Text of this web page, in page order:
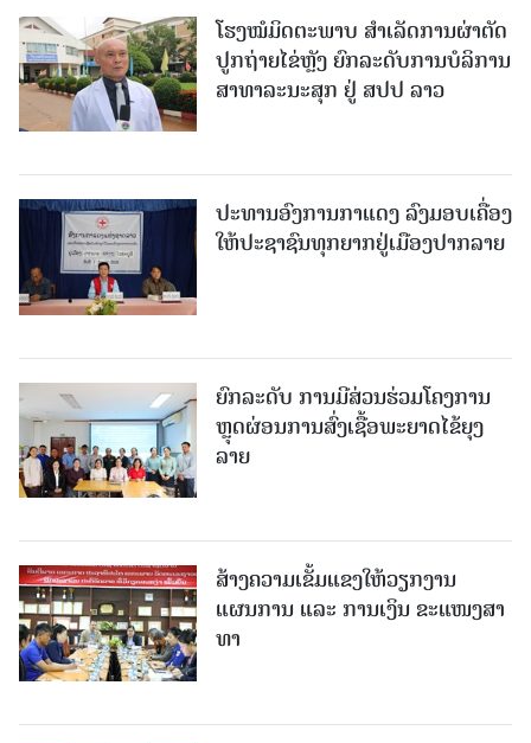
ໂຮງໝໍມິດຕະພາບ ສໍາເລັດການຜ່າຕັດ
ປູກຖ່າຍໄຂ່ຫຼັງ ຍົກລະດັບການບໍລິການ
ສາທາລະນະສຸກ ຢູ່ ສປປ ລາວ
ປະທານອົງການກາແດງ ລົງມອບເຄື່ອງ
ໃຫ້ປະຊາຊົນທຸກຍາກຢູ່ເມືອງປາກລາຍ
ຍົກລະດັບ ການມີສ່ວນຮ່ວມໂຄງການ
ຫຼຸດຜ່ອນການສົ່ງເຊື້ອພະຍາດໄຂ້ຍຸງ
ລາຍ
ສ້າງຄວາມເຂັ້ມແຂງໃຫ້ວຽກງານ
ແຜນການ ແລະ ການເງິນ ຂະແໜງສາ
ທາ